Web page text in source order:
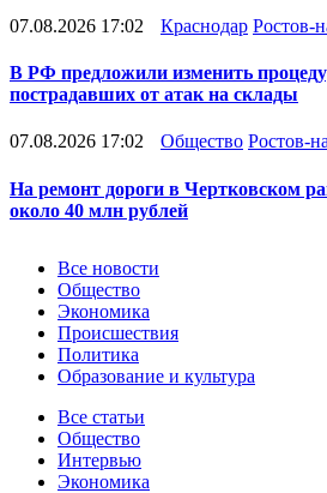
07.08.2026 17:02 Краснодар Ростов-
В РФ предложили изменить
пострадавших от атак на склады
07.08.2026 17:02 Общество Ростов-
На ремонт дороги в Чертковском
около 40 млн рублей
Новости
Все новости
Общество
Экономика
Происшествия
Политика
Образование и культура
Статьи
Все статьи
Общество
Интервью
Экономика